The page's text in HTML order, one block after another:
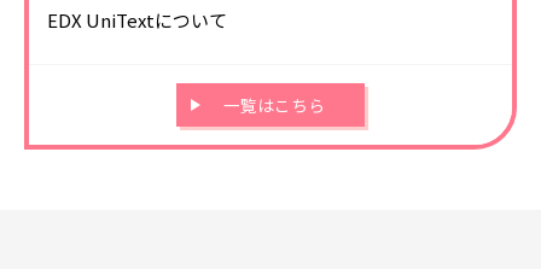
EDX UniTextについて
一覧はこちら